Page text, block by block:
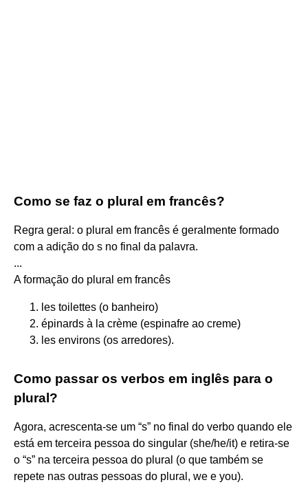
Como se faz o plural em francês?
Regra geral: o plural em francês é geralmente formado
com a adição do s no final da palavra.
...
A formação do plural em francês
les toilettes (o banheiro)
épinards à la crème (espinafre ao creme)
les environs (os arredores).
Como passar os verbos em inglês para o
plural?
Agora, acrescenta-se um “s” no final do verbo quando ele
está em terceira pessoa do singular (she/he/it) e retira-se
o “s” na terceira pessoa do plural (o que também se
repete nas outras pessoas do plural, we e you).